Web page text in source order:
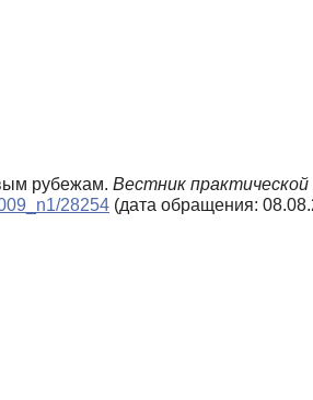
рубежам. Вестник практической
28254 (дата обращения: